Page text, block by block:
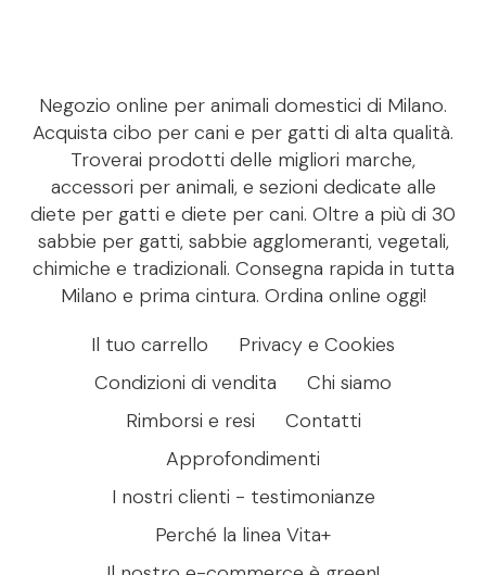
Negozio online per animali domestici di Milano.
Acquista cibo per cani e per gatti di alta qualità.
Troverai prodotti delle migliori marche,
accessori per animali, e sezioni dedicate alle
diete per gatti e diete per cani. Oltre a più di 30
sabbie per gatti, sabbie agglomeranti, vegetali,
chimiche e tradizionali. Consegna rapida in tutta
Milano e prima cintura. Ordina online oggi!
Il tuo carrello
Privacy e Cookies
Condizioni di vendita
Chi siamo
Rimborsi e resi
Contatti
Approfondimenti
I nostri clienti - testimonianze
Perché la linea Vita+